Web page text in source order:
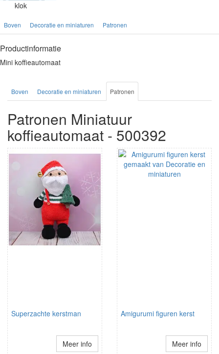
klok
Boven Decoratie en miniaturen Patronen
Productinformatie
Mini koffieautomaat
Boven Decoratie en miniaturen Patronen
Patronen Miniatuur
koffieautomaat - 500392
Superzachte kerstman
Meer info
Amigurumi figuren kerst
Meer info